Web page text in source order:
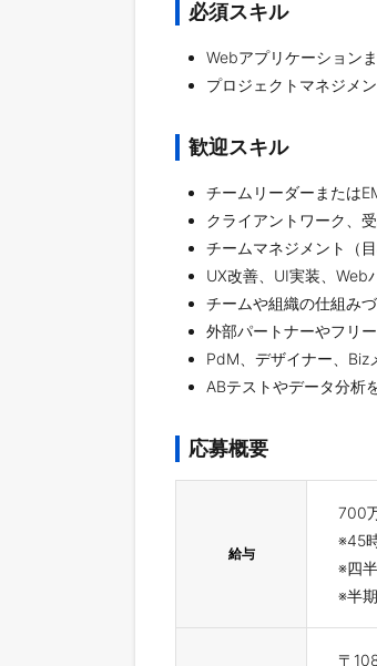
必須スキル
Webアプリケーション
プロジェクトマネジメ
歓迎スキル
チームリーダーまたは
クライアントワーク、
チームマネジメント（
UX改善、UI実装、Web
チームや組織の仕組み
外部パートナーやフリ
PdM、デザイナー、Biz
ABテストやデータ分析
応募概要
給与
700
※45
※四
※半
〒